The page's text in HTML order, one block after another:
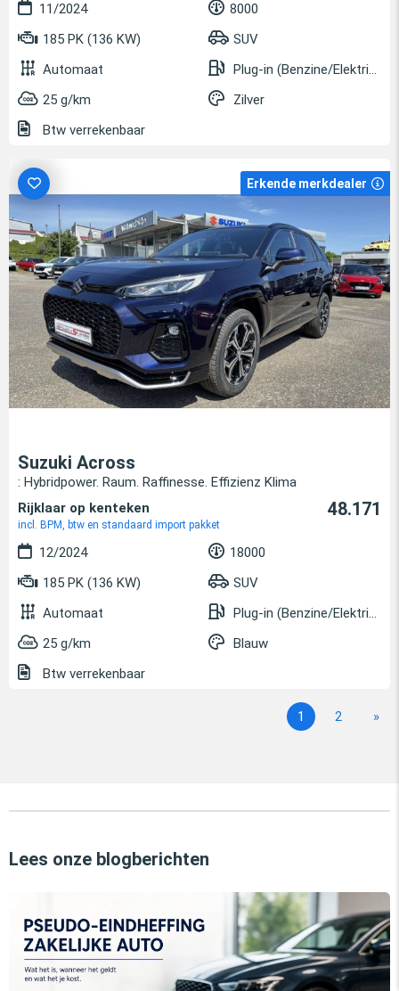
11/2024
8000
185 PK (136 KW)
SUV
Automaat
Plug-in (Benzine/Elektrisch)
25 g/km
Zilver
Btw verrekenbaar
Erkende merkdealer
Suzuki Across
: Hybridpower. Raum. Raffinesse. Effizienz Klima
Rijklaar op kenteken
incl. BPM, btw en standaard import pakket
48.171
12/2024
18000
185 PK (136 KW)
SUV
Automaat
Plug-in (Benzine/Elektrisch)
25 g/km
Blauw
Btw verrekenbaar
1 2 »
Lees onze blogberichten